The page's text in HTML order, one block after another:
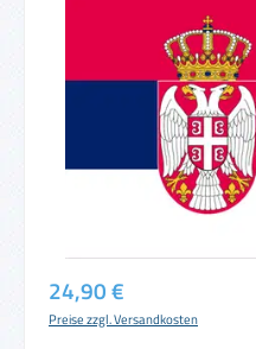
Regulärer Preis:
24,90 €
Preise zzgl. Versandkosten